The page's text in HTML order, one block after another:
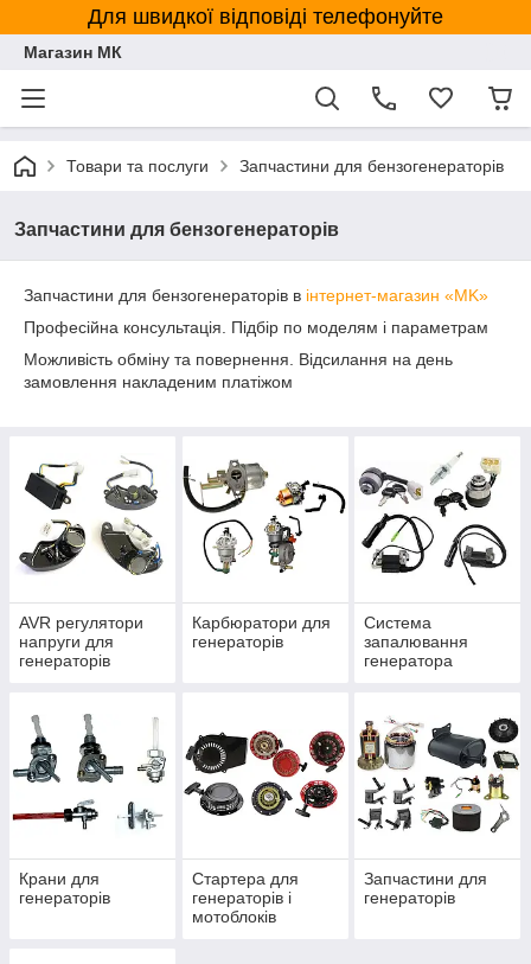
Для швидкої відповіді телефонуйте
Магазин МК
Товари та послуги Запчастини для бензогенераторів
Запчастини для бензогенераторів
Запчастини для бензогенераторів в інтернет-магазин «MK»
Професійна консультація. Підбір по моделям і параметрам
Можливість обміну та повернення. Відсилання на день
замовлення накладеним платіжом
AVR регулятори
напруги для
генераторів
Карбюратори для
генераторів
Система
запалювання
генератора
Крани для
генераторів
Стартера для
генераторів і
мотоблоків
Запчастини для
генераторів